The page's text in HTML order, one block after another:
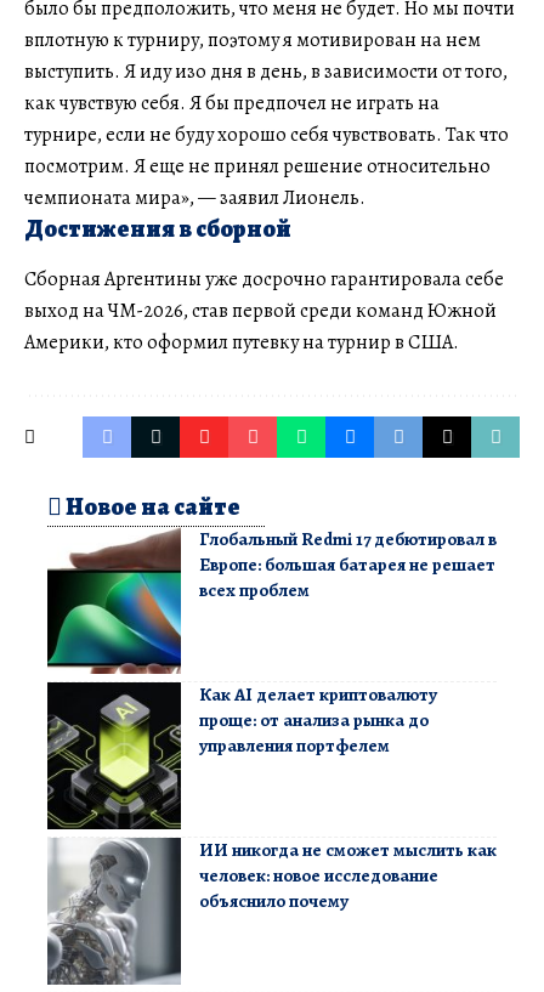
было бы предположить, что меня не будет. Но мы почти
вплотную к турниру, поэтому я мотивирован на нем
выступить. Я иду изо дня в день, в зависимости от того,
как чувствую себя. Я бы предпочел не играть на
турнире, если не буду хорошо себя чувствовать. Так что
посмотрим. Я еще не принял решение относительно
чемпионата мира», — заявил Лионель.
Достижения в сборной
Сборная Аргентины уже досрочно гарантировала себе
выход на ЧМ-2026, став первой среди команд Южной
Америки, кто оформил путевку на турнир в США.
Новое на сайте
Глобальный Redmi 17 дебютировал в
Европе: большая батарея не решает
всех проблем
Как AI делает криптовалюту
проще: от анализа рынка до
управления портфелем
ИИ никогда не сможет мыслить как
человек: новое исследование
объяснило почему